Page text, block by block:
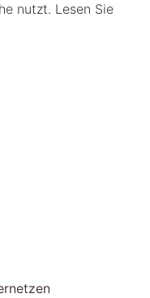
nutzt. Lesen Sie